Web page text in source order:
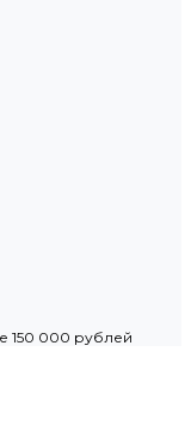
150 000 рублей